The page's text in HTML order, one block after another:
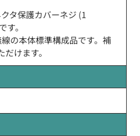
タ保護カバーネジ (1
。
の本体標準構成品です。補
けます。